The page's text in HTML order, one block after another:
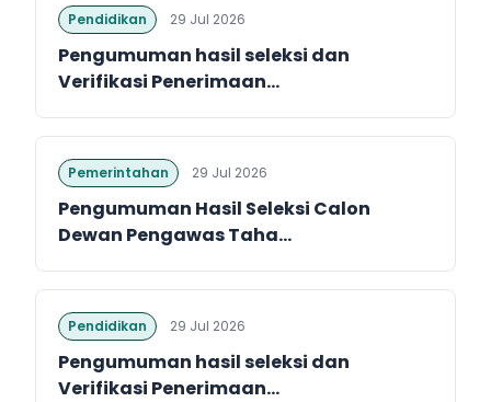
Pendidikan 29 Jul 2026
Pengumuman hasil seleksi dan
Verifikasi Penerimaan...
Pemerintahan 29 Jul 2026
Pengumuman Hasil Seleksi Calon
Dewan Pengawas Taha...
Pendidikan 29 Jul 2026
Pengumuman hasil seleksi dan
Verifikasi Penerimaan...